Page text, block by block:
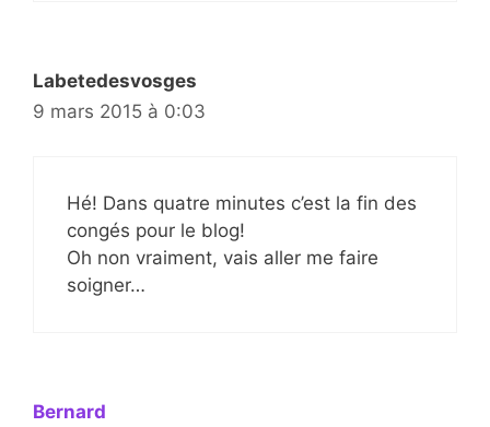
Labetedesvosges
9 mars 2015 à 0:03
Hé! Dans quatre minutes c’est la fin des
congés pour le blog!
Oh non vraiment, vais aller me faire
soigner…
Bernard